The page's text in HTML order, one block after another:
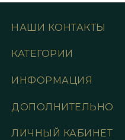
НАШИ КОНТАКТЫ
КАТЕГОРИИ
ИНФОРМАЦИЯ
ДОПОЛНИТЕЛЬНО
ЛИЧНЫЙ КАБИНЕТ